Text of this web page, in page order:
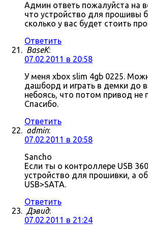
Админ ответь пожалуйста на
что устройство для прошивы
сколько у вас будет стоить
Ответить
BaseK:
07.02.2011 в 20:58
У меня xbox slim 4gb 0225.
дашборд и играть в демки до
небоясь, что потом привод не
Спасибо.
Ответить
admin:
07.02.2011 в 20:58
Sancho
Если ты о контроллере USB
устройство для прошивки, а
USB>SATA.
Ответить
Дэвид:
07.02.2011 в 21:24